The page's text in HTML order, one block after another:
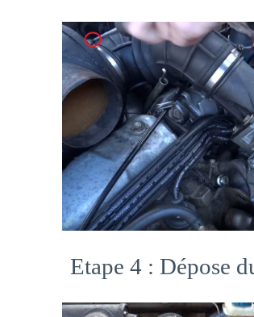
Etape 4 : Dépose